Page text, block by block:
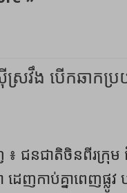
វឹង បើកឆាកប្រ
៖ ជនជាតិចិនពីរក្រុ
ា ដេញកាប់គ្នាពេញផ្